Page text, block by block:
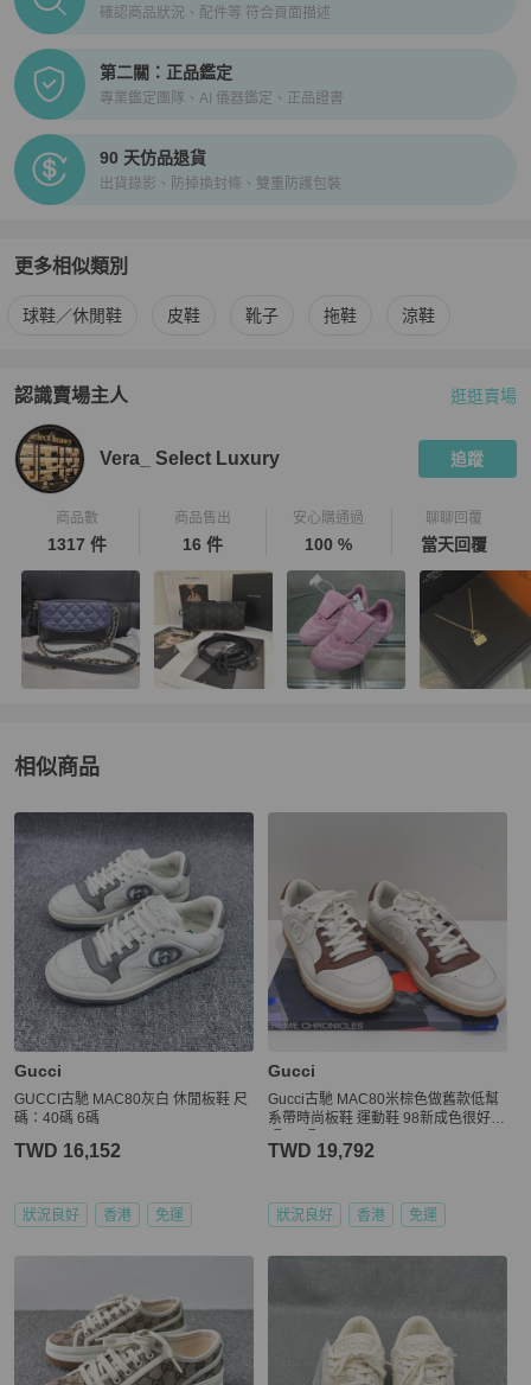
確認商品狀況、配件等 符合頁面描述
第二關：正品鑑定
專業鑑定團隊、AI 儀器鑑定、正品證書
90 天仿品退貨
出貨錄影、防掉換封條、雙重防護包裝
更多相似類別
更多Gucci男鞋 相似商品推薦
球鞋／休閒鞋 皮鞋 靴子 拖鞋 涼鞋
認識賣場主人
PopChill 拍拍圈嚴選賣家
逛逛賣場
Vera_ Select Luxury 追蹤
商品數
1317 件
商品售出
16 件
安心購通過
100 %
聊聊回覆
當天回覆
相似商品
更多相似Gucci男鞋推薦精品
Gucci
GUCCI古馳 MAC80灰白 休閒板鞋 尺
碼：40碼 6碼
TWD 16,152
狀況良好 香港 免運
Gucci
Gucci古馳 MAC80米棕色做舊款低幫
系帶時尚板鞋 運動鞋 98新成色很好 8
TWD 19,792
狀況良好 香港 免運